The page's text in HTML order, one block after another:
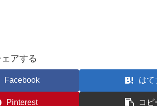
ェアする
Facebook はて
Pinterest コピ